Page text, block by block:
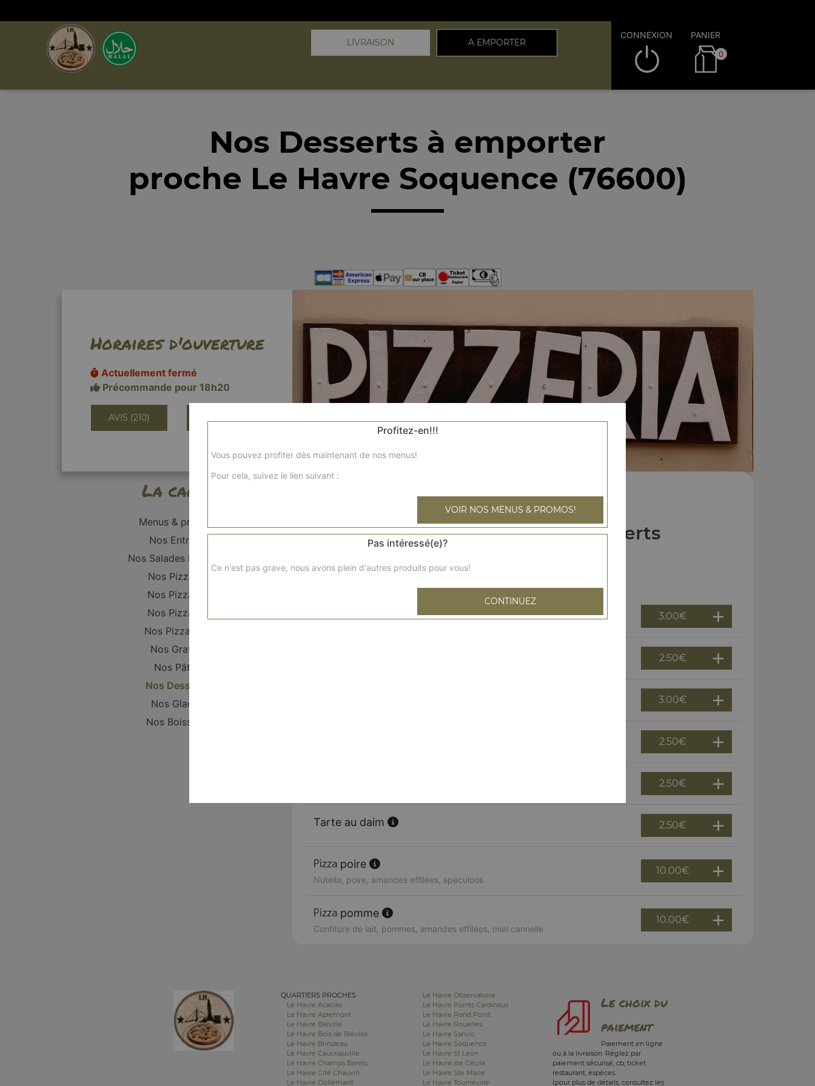
LIVRAISON A EMPORTER
CONNEXION PANIER
0
Nos Desserts à emporter
proche Le Havre Soquence (76600)
Horaires d'ouverture
Actuellement fermé
Précommande pour 18h20
AVIS (210)
La carte
Menus & promos
Nos Entrées
Nos Salades Fraîches
Nos Pizzanis
Nos Pizzas S
Nos Pizzas L
Nos Pizzas XL
Nos Gratins
Nos Pâtes
Nos Desserts
Nos Glaces
Nos Boissons
Nos Desserts
3.00€
2.50€
3.00€
2.50€
2.50€
Tarte au daim 2.50€
poire
Nutella, poire, amandes effilées, speculoos
10.00€
pomme
Confiture de lait, pommes, amandes effilées, miel cannelle
10.00€
QUARTIERS PROCHES
Le Havre Acacias
Le Havre Aplemont
Le Havre Bléville
Le Havre Bois de Bléville
Le Havre Brindeau
Le Havre Caucriauville
Le Havre Champs Barets
Le Havre Cité Chauvin
Le Havre Dollemard
Le Havre Observatoire
Le Havre Points Cardinaux
Le Havre Rond Point
Le Havre Rouelles
Le Havre Sanvic
Le Havre Soquence
Le Havre St Léon
Le Havre ste Cécile
Le Havre Ste Marie
Le Havre Tourneville
Le choix du
paiement
Paiement en ligne
ou à la livraison. Réglez par
paiement sécurisé, cb, ticket
restaurant, espèces.
(pour plus de détails, consultez les
Profitez-en!!!
Vous pouvez profiter dès maintenant de nos menus!
Pour cela, suivez le lien suivant :
VOIR NOS MENUS & PROMOS!
Pas intéressé(e)?
Ce n'est pas grave, nous avons plein d'autres produits pour vous!
CONTINUEZ